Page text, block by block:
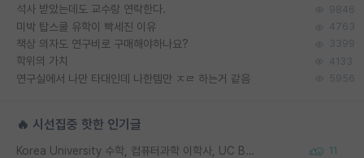
석사 받았는데도 교수랑 연락한다. 9846
미박 탑스쿨 유학이 빡세진 이유 4763
책상 의자도 연구비로 구매해야하나요? 3399
학위의 가치 4133
연구실에서 나만 타대인데 나한템만 ㅈㄹ 하는거 같음 5956
🔥 시선집중 핫한 인기글
Korea University 수학, 컴퓨터과학 이학사, UC Berkeley 산업공학 대학원 공학박사가 되는 것은 쉽지 않겠죠? 11